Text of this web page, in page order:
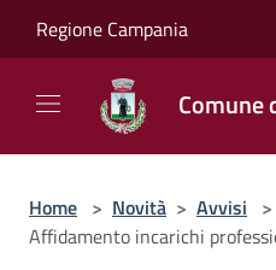
Regione Campania
Comune
Home > Novità > Avvisi >
Affidamento incarichi